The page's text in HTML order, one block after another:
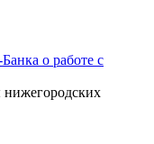
о работе с
нижегородских